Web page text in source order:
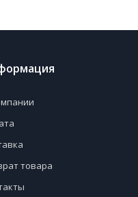
товара